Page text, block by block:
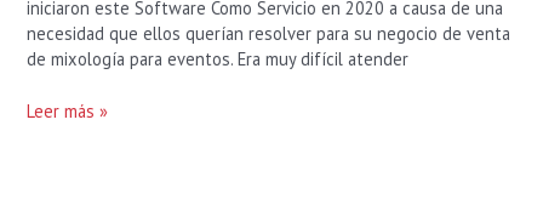
iniciaron este Software Como Servicio en 2020 a causa de una
necesidad que ellos querían resolver para su negocio de venta
de mixología para eventos. Era muy difícil atender
Leer más »